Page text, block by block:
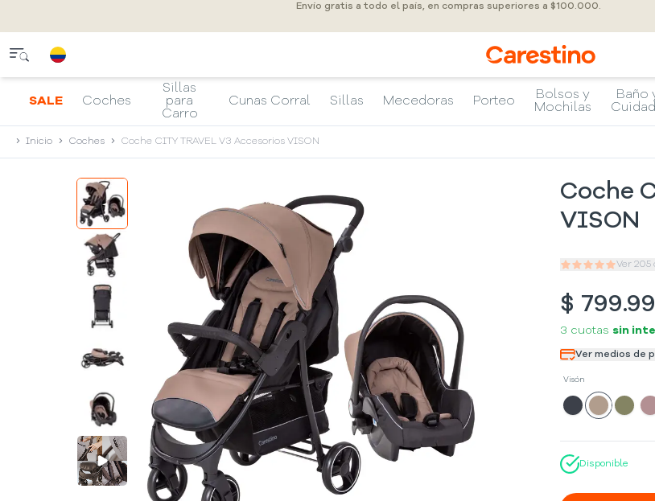
Envío gratis a todo el país, en compras superiores a $100.000.
SALE Coches
Sillas
para
Carro
Cunas Corral Sillas Mecedoras Porteo
Bolsos y
Mochilas
Baño
Inicio Coches Coche CITY TRAVEL V3 Accesorios VISON
Coche
VISON
Ver 205
$
3 cuotas sin
Ver medios de
Visón
Disponible